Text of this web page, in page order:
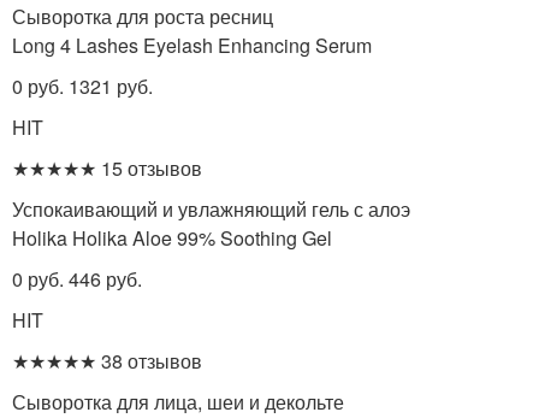
Сыворотка для роста ресниц
Long 4 Lashes Eyelash Enhancing Serum
0 руб. 1321 руб.
HIT
★★★★★ 15 отзывов
Успокаивающий и увлажняющий гель с алоэ
Holika Holika Aloe 99% Soothing Gel
0 руб. 446 руб.
HIT
★★★★★ 38 отзывов
Сыворотка для лица, шеи и декольте